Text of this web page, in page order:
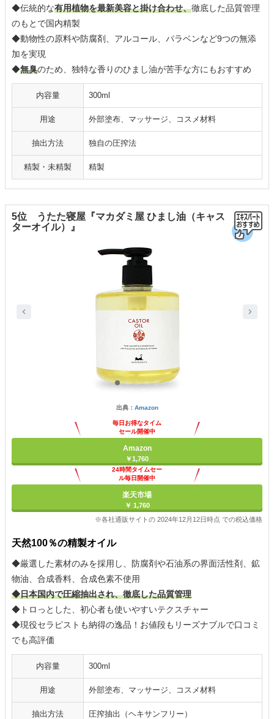
◆伝統的な有用植物を最新美容と掛け合わせ、徹底した品質管理
のもとで国内精製
◆動物性の原料や防腐剤、アルコール、パラベンなど9つの無添
加を実現
◆無臭のため、独特な香りのひまし油が苦手な方にもおすすめ
内容量 300ml
用途 外部塗布、マッサージ、コスメ材料
抽出方法 独自の圧搾法
精製・未精製 精製
5位 うたた寝屋『マカダミ屋 ひまし油（キャス
ターオイル）』
出典： Amazon
毎日お得なタイム
セール開催中
Amazon
￥1,760
24時間タイムセー
ル毎日開催中
楽天市場
￥ 1,760
※各社通販サイトの 2024年12月12日時点 での税込価格
天然100％の精製オイル
◆厳選した素材のみを採用し、防腐剤や石油系の界面活性剤、鉱
物油、合成香料、合成色素不使用
◆日本国内で圧縮抽出され、徹底した品質管理
◆トロっとした、初心者も使いやすいテクスチャー
◆現役セラピストも納得の逸品！お値段もリーズナブルで口コミ
でも高評価
内容量 300ml
用途 外部塗布、マッサージ、コスメ材料
抽出方法 圧搾抽出（ヘキサンフリー）